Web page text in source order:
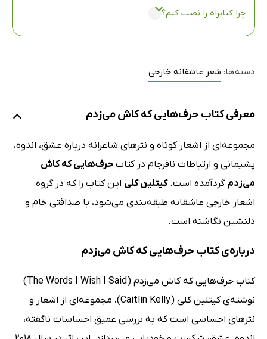
چرا کتابراه را نصب کنم؟
دسته‌ها: شعر عاشقانه خارجی
معرفی کتاب حرف‌هایی که کاش می‌زدم
مجموعه‌ای از اشعار کوتاه و نثرهای شاعرانه درباره عشق، اندوه،
پشیمانی و ارتباطات نافرجام در کتاب حرف‌هایی که کاش
می‌زدم گردآمده است.کیتلین کلی این کتاب را که در گروه
اشعار خارجی عاشقانه طبقه‌بندی می‌شود، با صداقتی خام و
دلنشین نگاشته است.
درباره‌ی کتاب حرف‌هایی که کاش می‌زدم
کتاب حرف‌هایی که کاش می‌زدم (The Words I Wish I Said)
نوشته‌ی کیتلین کلی (Caitlin Kelly)، مجموعه‌ای از اشعار و
نثرهای احساسی است که به بررسی عمیق احساسات ناگفته،